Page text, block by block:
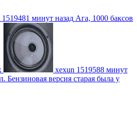
1519481 минут назад Ага, 1000 баксов
xexun 1519588 минут
Бензиновая версия старая была у